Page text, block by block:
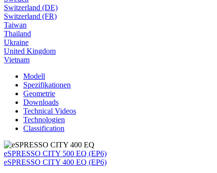
Switzerland (DE)
Switzerland (FR)
Taiwan
Thailand
Ukraine
United Kingdom
Vietnam
Modell
Spezifikationen
Geometrie
Downloads
Technical Videos
Technologien
Classification
eSPRESSO CITY 500 EQ (EP6)
eSPRESSO CITY 400 EQ (EP6)